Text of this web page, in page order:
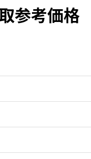
参考価格